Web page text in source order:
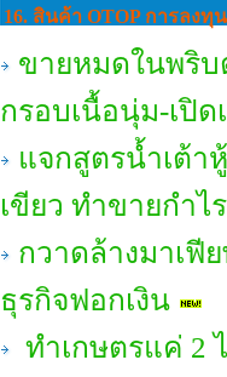
16. สินค้า OTOP การลง
ขายหมดในพริบ
กรอบเนื้อนุ่ม-เปิ
แจกสูตรน้ำเต้า
เขียว ทำขายกำไ
กวาดล้างมาเฟี
ธุรกิจฟอกเงิน
ทำเกษตรแค่ 2